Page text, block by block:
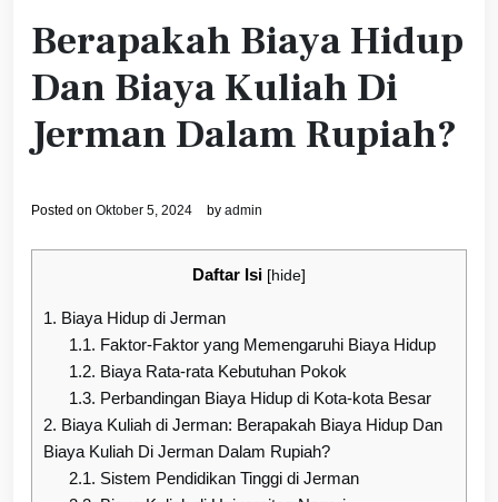
Berapakah Biaya Hidup
Dan Biaya Kuliah Di
Jerman Dalam Rupiah?
Posted on Oktober 5, 2024 by admin
Daftar Isi [hide]
1. Biaya Hidup di Jerman
1.1. Faktor-Faktor yang Memengaruhi Biaya Hidup
1.2. Biaya Rata-rata Kebutuhan Pokok
1.3. Perbandingan Biaya Hidup di Kota-kota Besar
2. Biaya Kuliah di Jerman: Berapakah Biaya Hidup Dan
Biaya Kuliah Di Jerman Dalam Rupiah?
2.1. Sistem Pendidikan Tinggi di Jerman